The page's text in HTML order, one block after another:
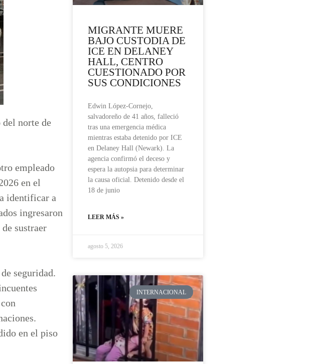
norte de
empleado
en el
identificar a
ingresaron
sustraer
seguridad.
en el piso
MIGRANTE MUERE
BAJO CUSTODIA DE
ICE EN DELANEY
HALL, CENTRO
CUESTIONADO POR
SUS CONDICIONES
Edwin López-Cornejo,
salvadoreño de 41 años, falleció
tras una emergencia médica
mientras estaba detenido por ICE
en Delaney Hall (Newark). La
agencia confirmó el deceso y
espera la autopsia para determinar
la causa oficial. Detenido desde el
18 de junio
LEER MÁS »
agosto 5, 2026
INTERNACIONAL